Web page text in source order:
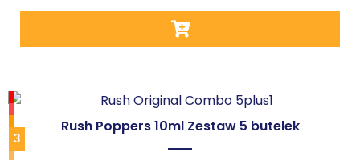
3
Rush Poppers 10ml Zestaw 5 butelek